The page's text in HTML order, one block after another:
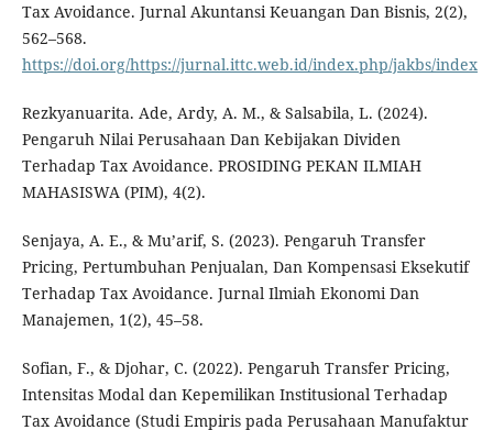
Tax Avoidance. Jurnal Akuntansi Keuangan Dan Bisnis, 2(2),
562–568.
https://doi.org/https://jurnal.ittc.web.id/index.php/jakbs/index
Rezkyanuarita. Ade, Ardy, A. M., & Salsabila, L. (2024).
Pengaruh Nilai Perusahaan Dan Kebijakan Dividen
Terhadap Tax Avoidance. PROSIDING PEKAN ILMIAH
MAHASISWA (PIM), 4(2).
Senjaya, A. E., & Mu’arif, S. (2023). Pengaruh Transfer
Pricing, Pertumbuhan Penjualan, Dan Kompensasi Eksekutif
Terhadap Tax Avoidance. Jurnal Ilmiah Ekonomi Dan
Manajemen, 1(2), 45–58.
Sofian, F., & Djohar, C. (2022). Pengaruh Transfer Pricing,
Intensitas Modal dan Kepemilikan Institusional Terhadap
Tax Avoidance (Studi Empiris pada Perusahaan Manufaktur